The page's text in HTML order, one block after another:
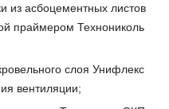
из асбоцементных листов
праймером Технониколь
слоя Унифлекс
вентиляции;